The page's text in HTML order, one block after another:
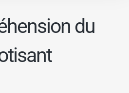
du